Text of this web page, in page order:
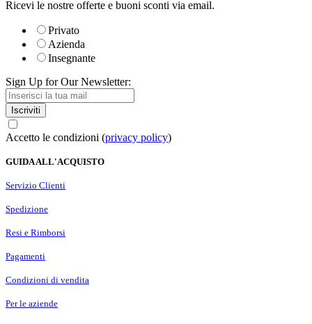
Ricevi le nostre offerte e buoni sconti via email.
Privato
Azienda
Insegnante
Sign Up for Our Newsletter:
Iscriviti
Accetto le condizioni (privacy policy)
GUIDA ALL'ACQUISTO
Servizio Clienti
Spedizione
Resi e Rimborsi
Pagamenti
Condizioni di vendita
Per le aziende